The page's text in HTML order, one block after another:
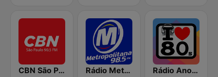
CBN São Paulo Rádio Metropolitana 98.5 FM Rádio Anos 80